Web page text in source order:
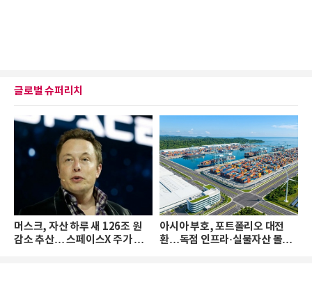
글로벌 슈퍼리치
머스크, 자산 하루 새 126조 원
감소 추산… 스페이스X 주가 하
아시아 부호, 포트폴리오 대전
환…독점 인프라·실물자산 몰린